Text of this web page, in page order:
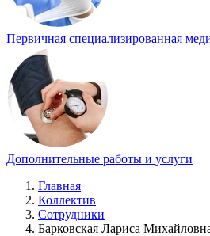
Первичная специализированная
Дополнительные работы и услуги
Главная
Коллектив
Сотрудники
Барковская Лариса